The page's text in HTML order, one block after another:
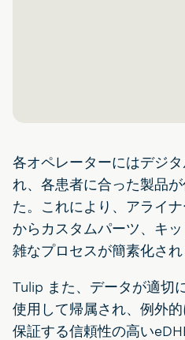
各オペレーターにはデジ
れ、各患者に合った製品
た。これにより、アライ
からカスタムパーツ、キ
雑なプロセスが簡素化され
Tulip また、データが適切
使用して帰属され、例外
保証する信頼性の高い